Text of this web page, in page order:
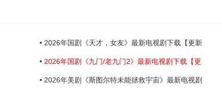
• 2026年国剧《天才，女友》最新电视剧下载【更新
• 2026年国剧《九门/老九门2》最新电视剧下载【更
• 2026年美剧《斯图尔特未能拯救宇宙》最新电视剧